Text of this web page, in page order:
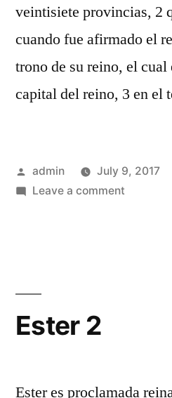
veintisiete provincias, 2
cuando fue afirmado el
trono de su reino, el cual
capital del reino, 3 en
Posted
by
admin July 9, 2017
Leave a commenton
Ester 2
Ester es proclamada